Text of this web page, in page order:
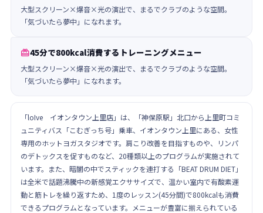
大型スクリーン×爆音×光の演出で、まるでクラブのような空間。
「気づいたら夢中」になれます。
45分で800kcal消費するトレーニングメニュー
大型スクリーン×爆音×光の演出で、まるでクラブのような空間。
「気づいたら夢中」になれます。
「loIve イオンタウン上里店」は、「神保原駅」北口から上里町コミ
ュニティバス「こむぎっち号」乗車、イオンタウン上里にある、女性
専用のホットヨガスタジオです。肩こり改善を目指すものや、リンパ
のデトックスを促すものなど、20種類以上のプログラムが実施されて
います。また、暗闇の中でスティックを連打する「BEAT DRUM DIET」
は全米で話題沸騰中の新感覚エクササイズで、温かい室内で有酸素運
動と筋トレを繰り返すため、1度のレッスン(45分間)で800kcalも消費
できるプログラムとなっています。メニューが豊富に揃えられている